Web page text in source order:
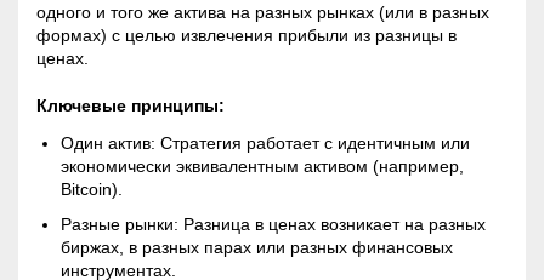
одного и того же актива на разных рынках (или в разных
формах) с целью извлечения прибыли из разницы в
ценах.
Ключевые принципы:
Один актив: Стратегия работает с идентичным или
экономически эквивалентным активом (например,
Bitcoin).
Разные рынки: Разница в ценах возникает на разных
биржах, в разных парах или разных финансовых
инструментах.